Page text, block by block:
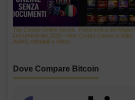
Top Casinò Online Senza
Documenti del 2025 – Non
AAMS, Affidabili e Veloci
Panoramica dei Migliori
Crypto Casino in Italia
Dove Compare Bitcoin